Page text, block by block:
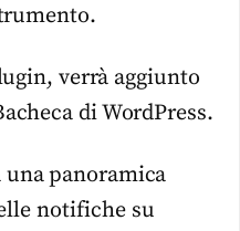
verrà aggiunto
di WordPress.
panoramica
notifiche su